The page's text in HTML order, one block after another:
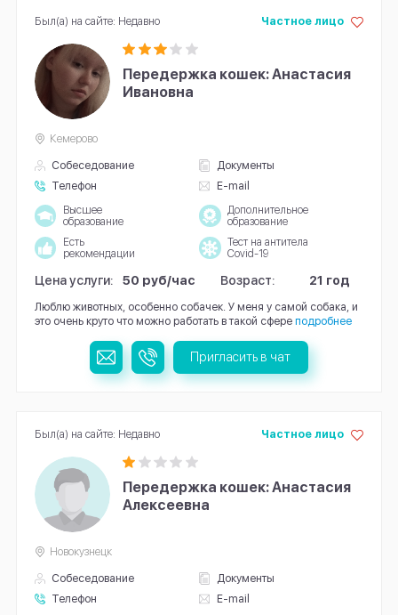
Передержка кошек: Анастасия
Ивановна
Собеседование
Документы
Телефон
E-mail
Частное лицо
Кемерово
Высшее
образование
Дополнительное
образование
Есть
рекомендации
Тест на антитела
Covid-19
Цена услуги: 50 руб/час Возраст: 21 год
Люблю животных, особенно собачек. У меня у самой собака, и
это очень круто что можно работать в такой сфере подробнее
Был(а) на сайте: Недавно
Пригласить в чат
Передержка кошек: Анастасия
Алексеевна
Собеседование
Документы
Телефон
E-mail
Частное лицо
Новокузнецк
Был(а) на сайте: Недавно